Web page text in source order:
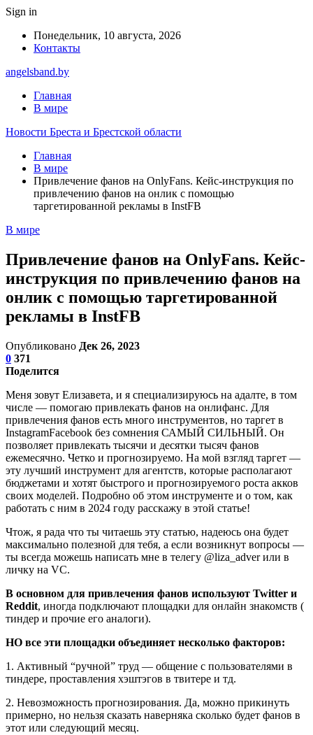
Sign in
Понедельник, 10 августа, 2026
Контакты
angelsband.by
Главная
В мире
Новости Бреста и Брестской области
Главная
В мире
Привлечение фанов на OnlyFans. Кейс-инструкция по
привлечению фанов на онлик с помощью
таргетированной рекламы в InstFB
В мире
Привлечение фанов на OnlyFans. Кейс-
инструкция по привлечению фанов на
онлик с помощью таргетированной
рекламы в InstFB
Опубликовано Дек 26, 2023
0 371
Поделится
Меня зовут Елизавета, и я специализируюсь на адалте, в том
числе — помогаю привлекать фанов на онлифанс. Для
привлечения фанов есть много инструментов, но таргет в
InstagramFacebook без сомнения САМЫЙ СИЛЬНЫЙ. Он
позволяет привлекать тысячи и десятки тысяч фанов
ежемесячно. Четко и прогнозируемо. На мой взгляд таргет —
эту лучший инструмент для агентств, которые располагают
бюджетами и хотят быстрого и прогнозируемого роста акков
своих моделей. Подробно об этом инструменте и о том, как
работать с ним в 2024 году расскажу в этой статье!
Чтож, я рада что ты читаешь эту статью, надеюсь она будет
максимально полезной для тебя, а если возникнут вопросы —
ты всегда можешь написать мне в телегу @liza_adver или в
личку на VC.
В основном для привлечения фанов используют Twitter и
Reddit, иногда подключают площадки для онлайн знакомств (
тиндер и прочие его аналоги).
НО все эти площадки объединяет несколько факторов:
1. Активный “ручной” труд — общение с пользователями в
тиндере, проставления хэштэгов в твитере и тд.
2. Невозможность прогнозирования. Да, можно прикинуть
примерно, но нельзя сказать наверняка сколько будет фанов в
этот или следующий месяц.